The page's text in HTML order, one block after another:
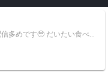
もぐもぐ&ラジオ配信多めです🥹 だいたい食べてます🥹 普段は読モの端くれです😌 ぶろぐ書いたらふぁんるーむに報告するから読んでね 好きなもの: WHITE SCORPION(ACEちゃん) ナガノのくま(自分ツッコミくま)ʕ•ᴥ•ʔ、ちいかわ₍ᐢˊo̴̶̷̤ ̫ o̴̶̷̤ˋᐢ₎、ミッフィー・×・ 横浜DeNAベイスターズ←FC継続やめましたが話したい方は話しましょう🥲 フォローしてくださるとうれしいです！ X https://x.com/miso__nyan いんすた https://www.instagram.com/misotaso てくとく https://www.tiktok.com/@miso__nyan?_t=8jsSegtOKPq&_r=1 お手紙、プレゼントの宛先: なまもの🆖 〒150-0022 東京都渋谷区恵比寿南1-24-2 EBISU FORT 1F STYLICTION株式会社 みそにゃん宛